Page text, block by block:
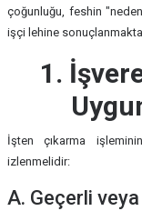
çoğunluğu, feshin
işçi lehine
1.
İşten çıkarma
izlenmelidir:
A. Geçerli